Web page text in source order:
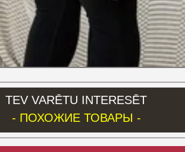
TEV VARĒTU INTERESĒT
- ПОХОЖИЕ ТОВАРЫ -